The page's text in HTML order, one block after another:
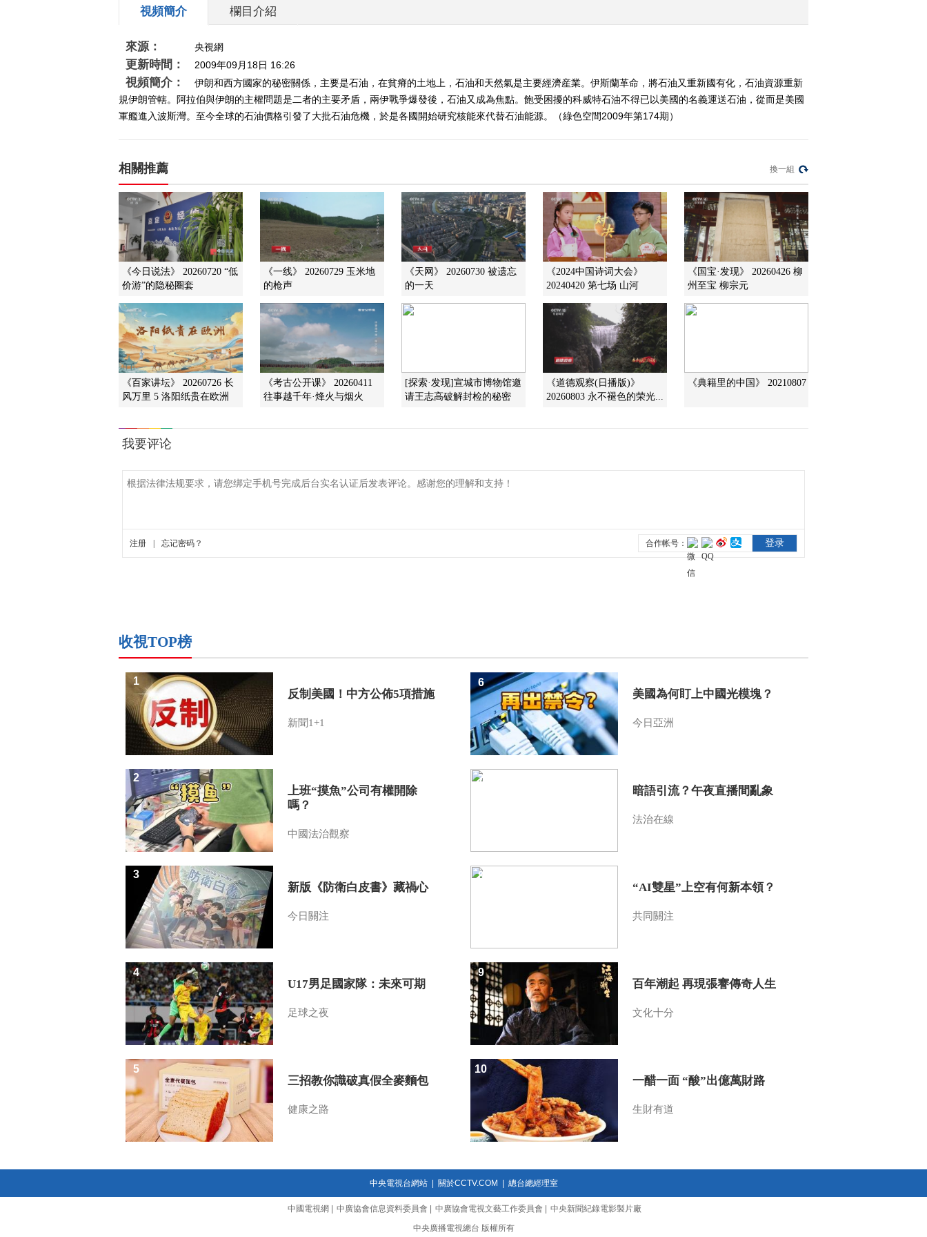
2009-09-18 12:10:52
神秘的乌贼 上
2009-09-18 12:09:01
塔库加玛的守望（下）
2009-08-27 15:32:48
古撒斯传奇 上
另类动物的生与死
視頻簡介 欄目介紹
來源： 央視網
更新時間： 2009年09月18日 16:26
視頻簡介：
伊朗和西方國家的秘密關係，主要是石油，在貧瘠的土地上，石油和天然氣是主要經濟産業。伊斯蘭革命，將石油又重新國有化，石油資源重新
規伊朗管轄。阿拉伯與伊朗的主權問題是二者的主要矛盾，兩伊戰爭爆發後，石油又成為焦點。飽受困擾的科威特石油不得已以美國的名義運送石油，從而是美國
軍艦進入波斯灣。至今全球的石油價格引發了大批石油危機，於是各國開始研究核能來代替石油能源。（綠色空間2009年第174期）
相關推薦 換一組
《今日说法》 20260720 “低
价游”的隐秘圈套
《一线》 20260729 玉米地
的枪声
《天网》 20260730 被遗忘
的一天
《2024中国诗词大会》
20240420 第七场 山河
《国宝·发现》 20260426 柳
州至宝 柳宗元
《百家讲坛》 20260726 长
风万里 5 洛阳纸贵在欧洲
《考古公开课》 20260411
往事越千年·烽火与烟火
[探索·发现]宣城市博物馆邀
请王志高破解封检的秘密
《道德观察(日播版)》
20260803 永不褪色的荣光...
《典籍里的中国》 20210807
收視TOP榜
反制美國！中方公佈5項措施
新聞1+1
1
上班“摸魚”公司有權開除
嗎？
中國法治觀察
2
新版《防衛白皮書》藏禍心
今日關注
3
U17男足國家隊：未來可期
足球之夜
4
三招教你識破真假全麥麵包
健康之路
5
美國為何盯上中國光模塊？
今日亞洲
6
暗語引流？午夜直播間亂象
法治在線
7
“AI雙星”上空有何新本領？
共同關注
8
百年潮起 再現張謇傳奇人生
文化十分
9
一醋一面 “酸”出億萬財路
生財有道
10
中央電視台網站| 關於CCTV.COM 總台總經理室
中國電視網 中廣協會信息資料委員會 中廣協會電視文藝工作委員會
中央新聞紀錄電影製片廠
中央廣播電視總台 版權所有